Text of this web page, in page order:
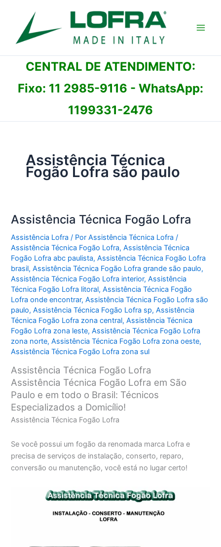
conteúdo
CENTRAL DE ATENDIMENTO:
Fixo: 11 2985-9116 - WhatsApp:
1199331-2476
Assistência Técnica
Fogão Lofra são paulo
Assistência Técnica Fogão Lofra
Assistência Lofra / PorAssistência Técnica Lofra/
Assistência Técnica Fogão Lofra,Assistência Técnica
Fogão Lofra abc paulista,Assistência Técnica Fogão Lofra
brasil,Assistência Técnica Fogão Lofra grande são paulo,
Assistência Técnica Fogão Lofra interior,Assistência
Técnica Fogão Lofra litoral,Assistência Técnica Fogão
Lofra onde encontrar,Assistência Técnica Fogão Lofra são
paulo,Assistência Técnica Fogão Lofra sp,Assistência
Técnica Fogão Lofra zona central,Assistência Técnica
Fogão Lofra zona leste,Assistência Técnica Fogão Lofra
zona norte,Assistência Técnica Fogão Lofra zona oeste,
Assistência Técnica Fogão Lofra zona sul
Assistência Técnica Fogão Lofra
Assistência Técnica Fogão Lofra em São
Paulo e em todo o Brasil: Técnicos
Especializados a Domicílio!
Assistência Técnica Fogão Lofra
Se você possui um fogão da renomada marca Lofra e
precisa de serviços de instalação, conserto, reparo,
conversão ou manutenção, você está no lugar certo!